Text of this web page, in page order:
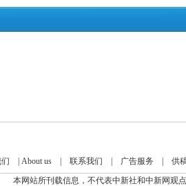
| About us| 联系我们 | 广告服务 | 供
本网站所刊载信息，不代表中新社和中新网观